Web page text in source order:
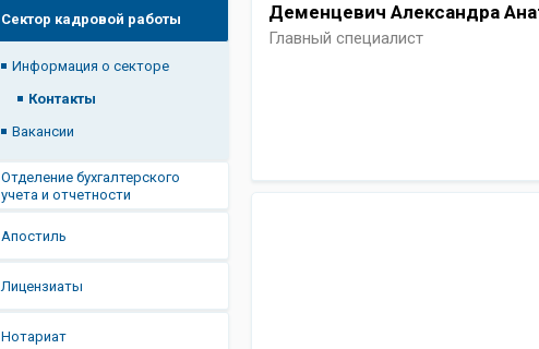
Сектор кадровой работы
Информация о секторе
Контакты
Вакансии
Отделение бухгалтерского
учета и отчетности
Апостиль
Лицензиаты
Нотариат
Деменцевич Александра
Главный специалист